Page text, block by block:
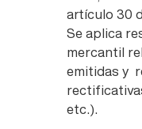
artículo 30
Se aplica
mercantil
emitidas y
etc.).